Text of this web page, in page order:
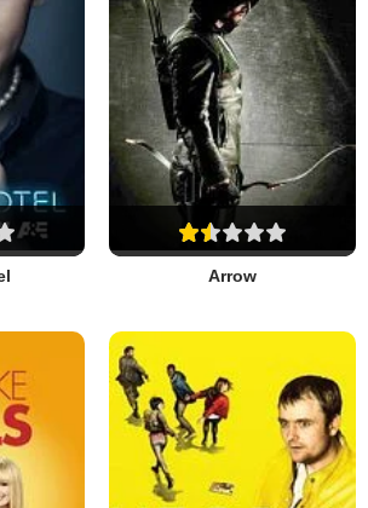
Arrow